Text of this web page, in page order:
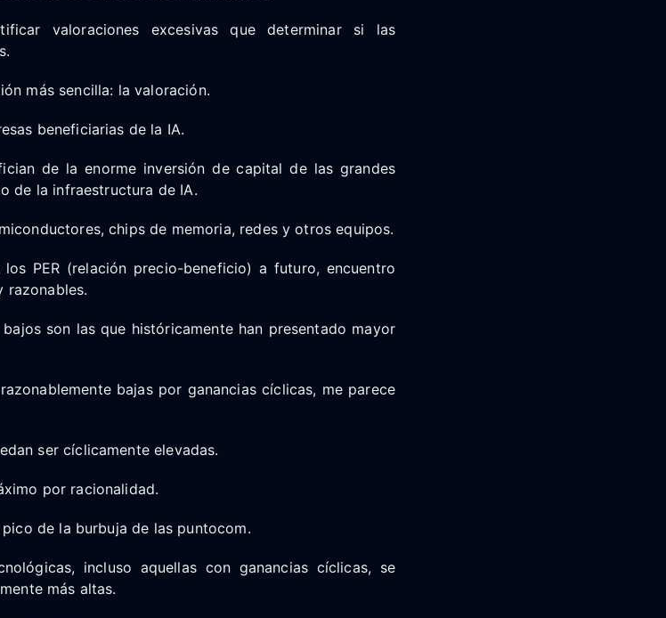
valoraciones excesivas que determinar si las
más sencilla: la valoración.
beneficiarias de la IA.
de la enorme inversión de capital de las grandes
de la infraestructura de IA.
chips de memoria, redes y otros equipos.
PER (relación precio-beneficio) a futuro, encuentro
razonables.
son las que históricamente han presentado mayor
bajas por ganancias cíclicas, me parece
ser cíclicamente elevadas.
por racionalidad.
de la burbuja de las puntocom.
incluso aquellas con ganancias cíclicas, se
más altas.